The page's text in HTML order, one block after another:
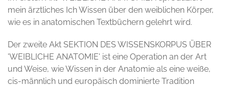
mein ärztliches Ich Wissen über den weiblichen Körper,
wie es in anatomischen Textbüchern gelehrt wird.
Der zweite Akt SEKTION DES WISSENSKORPUS ÜBER
'WEIBLICHE ANATOMIE' ist eine Operation an der Art
und Weise, wie Wissen in der Anatomie als eine weiße,
cis-männlich und europäisch dominierte Tradition